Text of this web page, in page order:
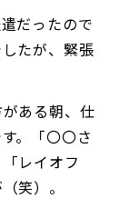
だったので
たが、緊張
ある朝、仕
。「〇〇さ
レイオフ
笑）。